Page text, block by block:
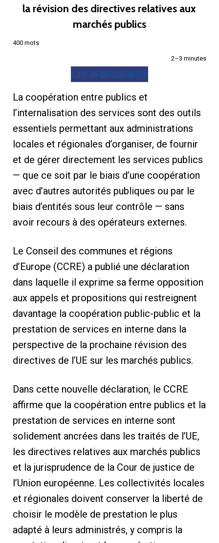
la révision des directives relatives aux
marchés publics
400 mots
2–3 minutes
Lire la déclaration
La coopération entre publics et
l’internalisation des services sont des outils
essentiels permettant aux administrations
locales et régionales d’organiser, de fournir
et de gérer directement les services publics
— que ce soit par le biais d’une coopération
avec d’autres autorités publiques ou par le
biais d’entités sous leur contrôle — sans
avoir recours à des opérateurs externes.
Le Conseil des communes et régions
d’Europe (CCRE) a publié une déclaration
dans laquelle il exprime sa ferme opposition
aux appels et propositions qui restreignent
davantage la coopération public-public et la
prestation de services en interne dans la
perspective de la prochaine révision des
directives de l’UE sur les marchés publics.
Dans cette nouvelle déclaration, le CCRE
affirme que la coopération entre publics et la
prestation de services en interne sont
solidement ancrées dans les traités de l’UE,
les directives relatives aux marchés publics
et la jurisprudence de la Cour de justice de
l’Union européenne. Les collectivités locales
et régionales doivent conserver la liberté de
choisir le modèle de prestation le plus
adapté à leurs administrés, y compris la